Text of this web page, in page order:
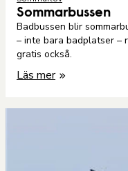
Sommarbussen
Badbussen blir
– inte bara badplatser –
gratis också.
Läs mer